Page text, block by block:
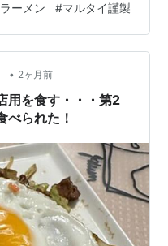
今回もいつもと同じ
備する。加えて、スイ
入れることにした。 マ
で時間は2分と短い。ト
ように事前に…
ーメン #マルタイ謹製
• 2ヶ月前
用を食す・・・第2
べられた！